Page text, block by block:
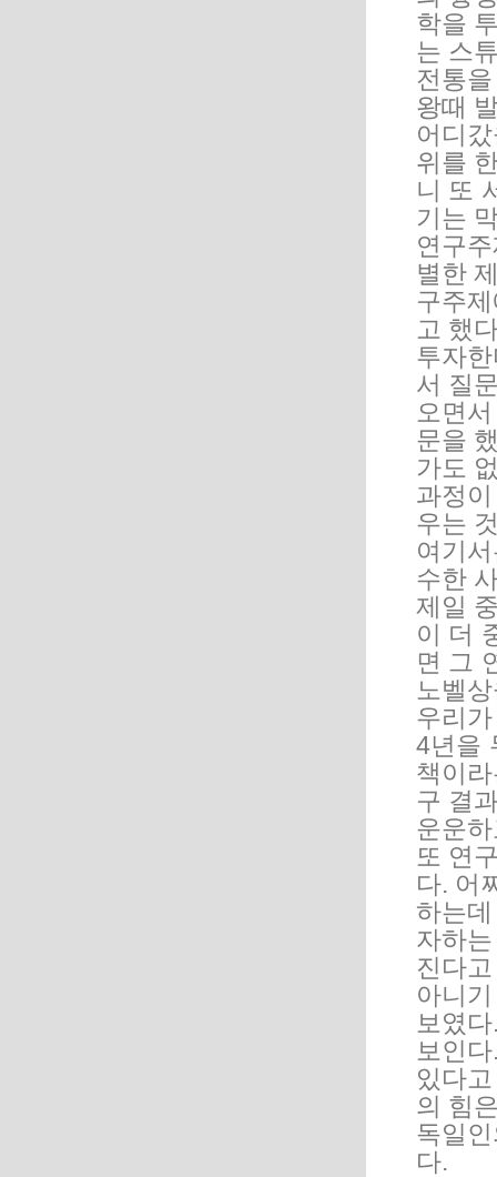
학을
는 스
전통
왕때
어디
위를
니 또
기는
연구
별한
구주
고 했
투자
서 질
오면
문을
가도
과정
우는
여기
수한
제일
이 더
면 그
노벨
우리
4년을
책이
구 결
운운
또 연
다. 어
하는
자하
진다
아니
보였
보인
있다
의 힘
독일
다.